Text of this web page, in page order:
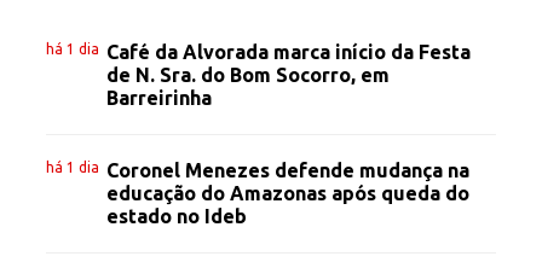
há 1 dia
Café da Alvorada marca início da Festa
de N. Sra. do Bom Socorro, em
Barreirinha
há 1 dia
Coronel Menezes defende mudança na
educação do Amazonas após queda do
estado no Ideb